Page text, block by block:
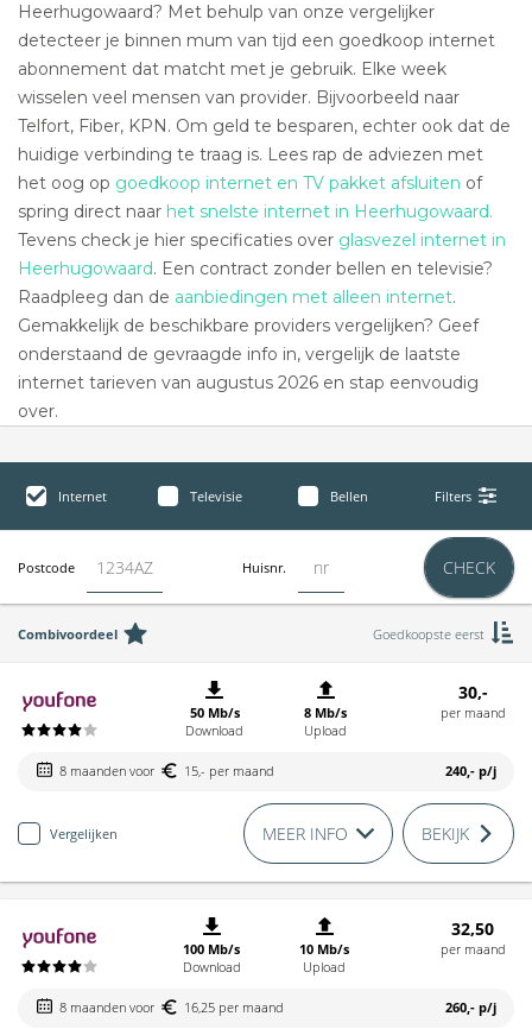
Heerhugowaard? Met behulp van onze vergelijker
detecteer je binnen mum van tijd een goedkoop internet
abonnement dat matcht met je gebruik. Elke week
wisselen veel mensen van provider. Bijvoorbeeld naar
Telfort, Fiber, KPN. Om geld te besparen, echter ook dat de
huidige verbinding te traag is. Lees rap de adviezen met
het oog op goedkoop internet en TV pakket afsluiten of
spring direct naar het snelste internet in Heerhugowaard.
Tevens check je hier specificaties over glasvezel internet in
Heerhugowaard. Een contract zonder bellen en televisie?
Raadpleeg dan de aanbiedingen met alleen internet.
Gemakkelijk de beschikbare providers vergelijken? Geef
onderstaand de gevraagde info in, vergelijk de laatste
internet tarieven van augustus 2026 en stap eenvoudig
over.
Internet Televisie Bellen Filters
Postcode Huisnr. CHECK
Combivoordeel Goedkoopste eerst
50 Mb/s
Download
8 Mb/s
Upload
30,-
per maand
8 maanden voor 15,- per maand 240,- p/j
Vergelijken MEER INFO BEKIJK
100 Mb/s
Download
10 Mb/s
Upload
32,50
per maand
8 maanden voor 16,25 per maand 260,- p/j